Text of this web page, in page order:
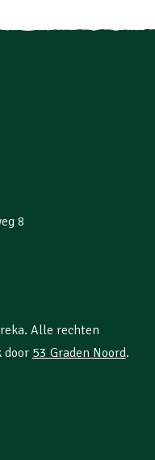
8
. Alle rechten
door 53 Graden Noord.